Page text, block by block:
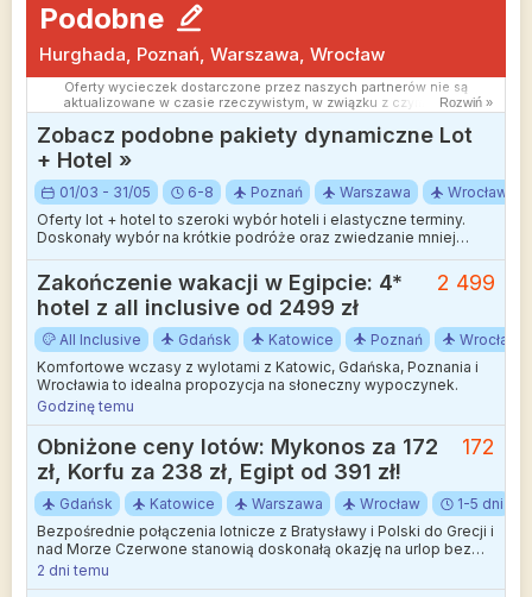
Podobne
Hurghada, Poznań, Warszawa, Wrocław
Oferty wycieczek dostarczone przez naszych partnerów nie są
aktualizowane w czasie rzeczywistym, w związku z czym ceny i
Dokładamy wszelkich starań aby rozbieżności były jak najmniejsze.
Rozwiń »
Zobacz podobne pakiety dynamiczne Lot
+ Hotel »
01/03 - 31/05 6-8 Poznań Warszawa
Wrocław
Oferty lot + hotel to szeroki wybór hoteli i elastyczne terminy.
Doskonały wybór na krótkie podróże oraz zwiedzanie mniej
wakacyjnych kierunków.
Zakończenie wakacji w Egipcie: 4*
hotel z all inclusive od 2499 zł
2 499
All Inclusive Gdańsk Katowice Poznań
Wrocław
Komfortowe wczasy z wylotami z Katowic, Gdańska, Poznania i
Wrocławia to idealna propozycja na słoneczny wypoczynek.
Godzinę temu
Obniżone ceny lotów: Mykonos za 172
zł, Korfu za 238 zł, Egipt od 391 zł!
172
Gdańsk Katowice Warszawa Wrocław
1-5 dni
Bezpośrednie połączenia lotnicze z Bratysławy i Polski do Grecji i
nad Morze Czerwone stanowią doskonałą okazję na urlop bez
zbytniego nadwyrężania domowego budżetu.
2 dni temu